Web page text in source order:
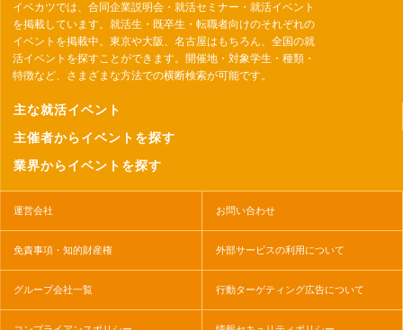
イベカツでは、合同企業説明会・就活セミナー・就活イベント
を掲載しています。就活生・既卒生・転職者向けのそれぞれの
イベントを掲載中。東京や大阪、名古屋はもちろん、全国の就
活イベントを探すことができます。開催地・対象学生・種類・
特徴など、さまざまな方法での横断検索が可能です。
主な就活イベント
主催者からイベントを探す
業界からイベントを探す
運営会社 お問い合わせ
免責事項・知的財産権 外部サービスの利用について
グループ会社一覧 行動ターゲティング広告について